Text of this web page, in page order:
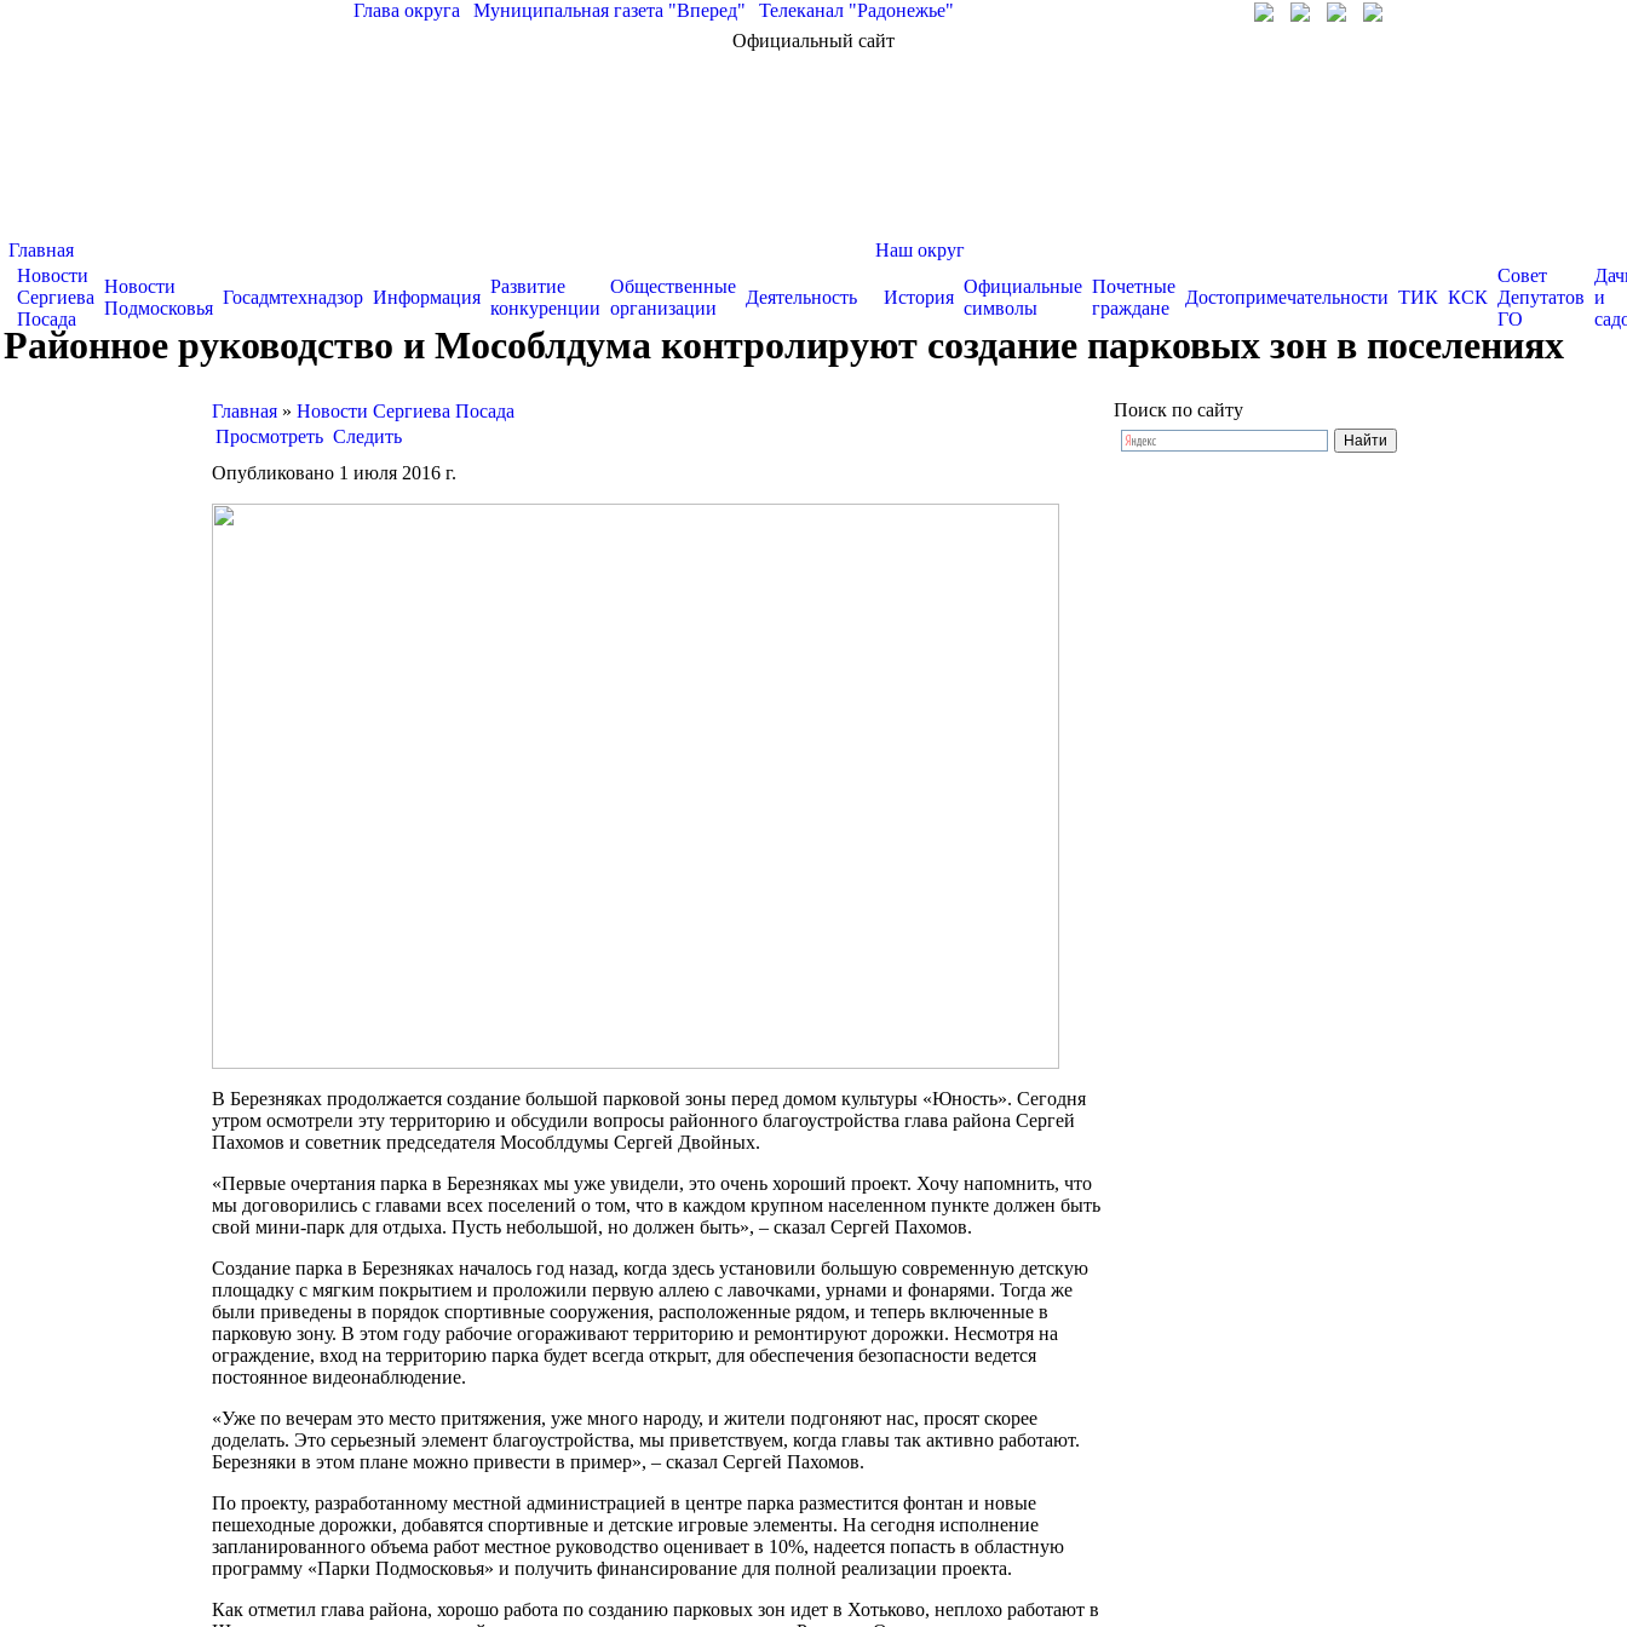
Глава округа Муниципальная газета "Вперед"
Телеканал "Радонежье"
Официальный сайт
Главная
Новости
Сергиева
Посада
Новости
Подмосковья
Госадмтехнадзор Информация
Развитие
конкуренции
Общественные
организации
Деятельность
Наш округ
История
Официальные
символы
Почетные
граждане
Достопримечательности ТИК КСК
Совет
Депутатов
ГО
и
Районное руководство и Мособлдума контролируют создание парковых зон в поселениях
Главная » Новости Сергиева Посада
Просмотреть Следить
Опубликовано 1 июля 2016 г.
В Березняках продолжается создание большой парковой зоны перед домом культуры «Юность». Сегодня
утром осмотрели эту территорию и обсудили вопросы районного благоустройства глава района Сергей
Пахомов и советник председателя Мособлдумы Сергей Двойных.
«Первые очертания парка в Березняках мы уже увидели, это очень хороший проект. Хочу напомнить, что
мы договорились с главами всех поселений о том, что в каждом крупном населенном пункте должен быть
свой мини-парк для отдыха. Пусть небольшой, но должен быть», – сказал Сергей Пахомов.
Создание парка в Березняках началось год назад, когда здесь установили большую современную детскую
площадку с мягким покрытием и проложили первую аллею с лавочками, урнами и фонарями. Тогда же
были приведены в порядок спортивные сооружения, расположенные рядом, и теперь включенные в
парковую зону. В этом году рабочие огораживают территорию и ремонтируют дорожки. Несмотря на
ограждение, вход на территорию парка будет всегда открыт, для обеспечения безопасности ведется
постоянное видеонаблюдение.
«Уже по вечерам это место притяжения, уже много народу, и жители подгоняют нас, просят скорее
доделать. Это серьезный элемент благоустройства, мы приветствуем, когда главы так активно работают.
Березняки в этом плане можно привести в пример», – сказал Сергей Пахомов.
По проекту, разработанному местной администрацией в центре парка разместится фонтан и новые
пешеходные дорожки, добавятся спортивные и детские игровые элементы. На сегодня исполнение
запланированного объема работ местное руководство оценивает в 10%, надеется попасть в областную
программу «Парки Подмосковья» и получить финансирование для полной реализации проекта.
Как отметил глава района, хорошо работа по созданию парковых зон идет в Хотьково, неплохо работают в
Поиск по сайту